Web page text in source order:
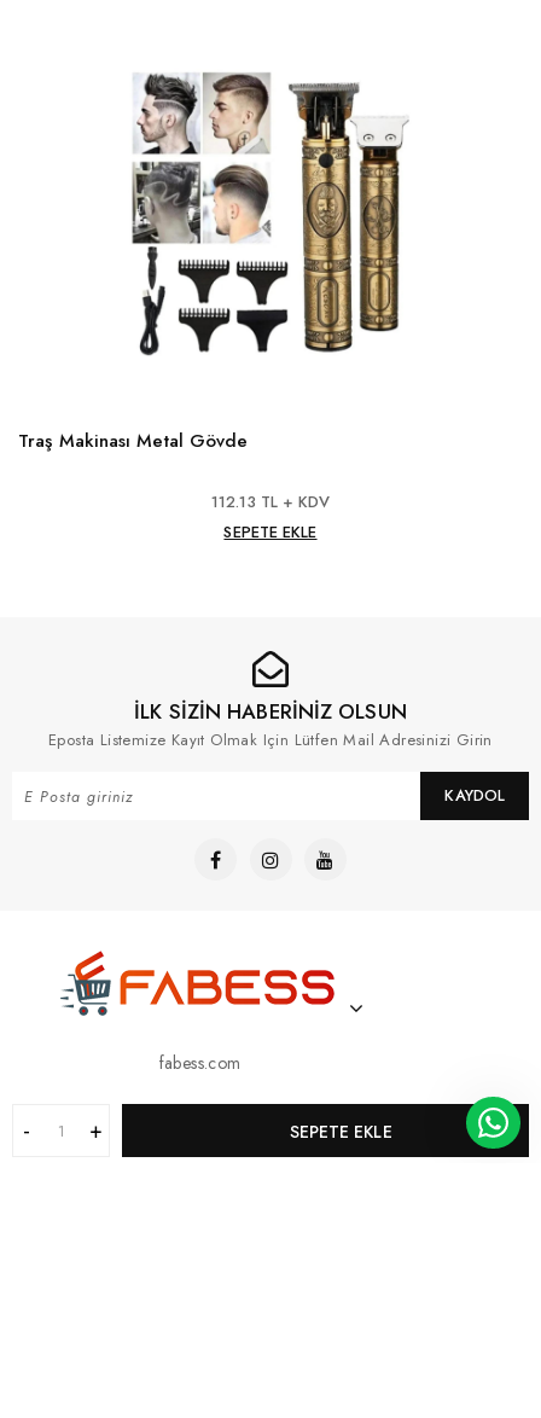
SEPETE EKLE
Traş Makinası Metal Gövde
112.13 TL + KDV
SEPETE EKLE
İLK SİZİN HABERİNİZ OLSUN
Eposta Listemize Kayıt Olmak Için Lütfen Mail Adresinizi Girin
KAYDOL
fabess.com
BIZE ULAŞIN
05413362148